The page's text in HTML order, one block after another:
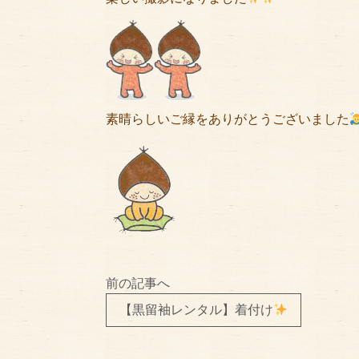
素晴らしいご縁をありがとうございました
前の記事へ
【黒留袖レンタル】着付け